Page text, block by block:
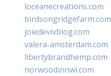
loceanecreations.com
birdsongridgefarm.com
joiedevivblog.com
valera-amsterdam.com
libertybrandhemp.com
norwoodinnwi.com